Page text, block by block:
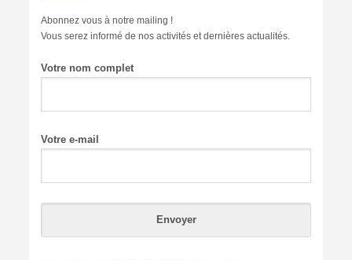
Abonnez vous à notre mailing !
Vous serez informé de nos activités et dernières actualités.
Votre nom complet
Votre e-mail